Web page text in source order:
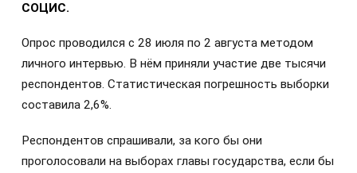
СОЦИС.
Опрос проводился с 28 июля по 2 августа методом
личного интервью. В нём приняли участие две тысячи
респондентов. Статистическая погрешность выборки
составила 2,6%.
Респондентов спрашивали, за кого бы они
проголосовали на выборах главы государства, если бы